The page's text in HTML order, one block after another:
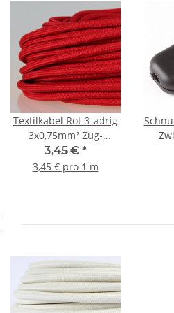
Textilkabel Rot 3-adrig
3x0,75mm² Zug-
Pendelleitung S03RT-F
3G0,75
3,45 € *
3,45 € pro 1 m